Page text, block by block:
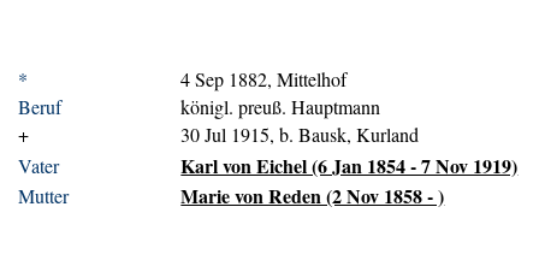
*
4 Sep 1882, Mittelhof
Beruf
königl. preuß. Hauptmann
+
30 Jul 1915, b. Bausk, Kurland
Vater
Karl von Eichel (6 Jan 1854 - 7 Nov 1919)
Mutter Marie von Reden (2 Nov 1858 - )